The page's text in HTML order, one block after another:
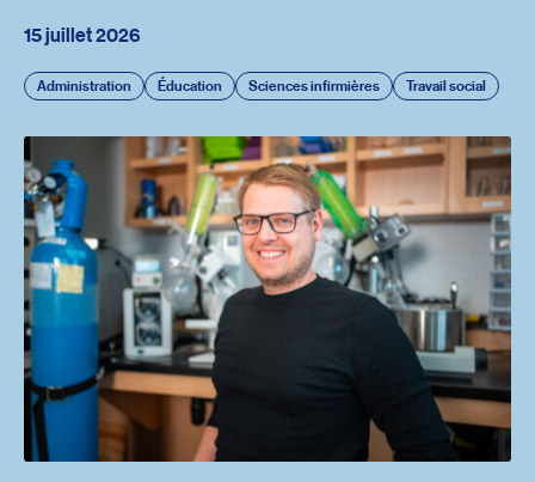
15 juillet 2026
Administration Éducation Sciences infirmières Travail social